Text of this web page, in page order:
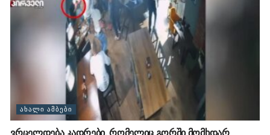
ᲐᲮᲐᲚᲘ ᲐᲛᲑᲔᲑᲘ
ვრცელდება კადრები, რომელიც გორში მომხდარ